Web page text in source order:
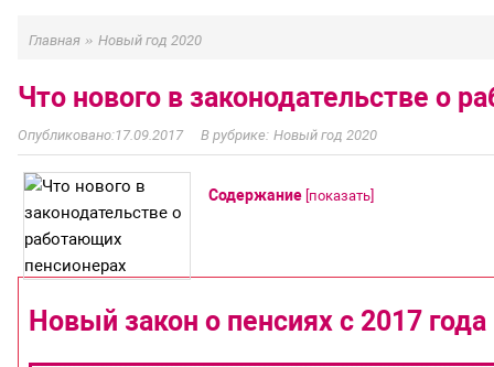
Главная » Новый год 2020
Что нового в законодательстве о
17.09.2017 Новый год 2020
Содержание [показать]
Новый закон о пенсиях с 2017 года